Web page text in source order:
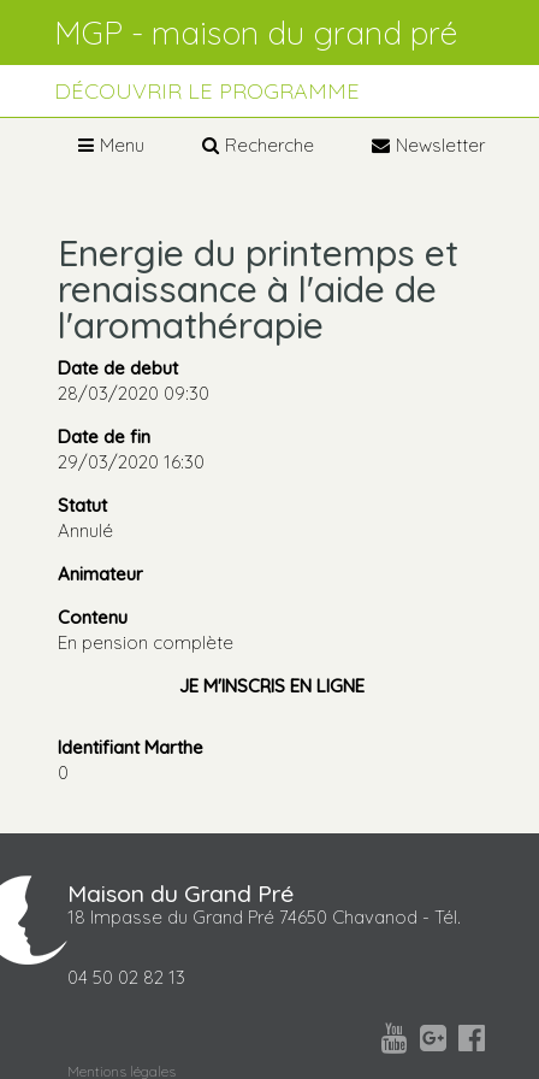
Aller
navigation
personnels
DÉCOUVRIR LE PROGRAMME
Menu Recherche Newsletter
Energie du printemps et
renaissance à l'aide de
l'aromathérapie
Date de debut
28/03/2020 09:30
Date de fin
29/03/2020 16:30
Statut
Annulé
Animateur
Contenu
En pension complète
JE M'INSCRIS EN LIGNE
Identifiant Marthe
0
Maison du Grand Pré
18 Impasse du Grand Pré 74650 Chavanod - Tél.
04 50 02 82 13



Mentions légales